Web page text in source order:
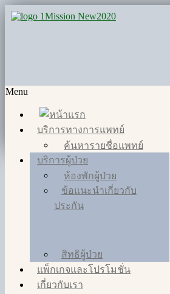
Menu
บริการทางการแพทย์
ค้นหารายชื่อแพทย์
บริการผู้ป่วย
ห้องพักผู้ป่วย
ข้อแนะนำเกี่ยวกับ
ประกัน
สิทธิผู้ป่วย
แพ็กเกจและโปรโมชั่น
เกี่ยวกับเรา